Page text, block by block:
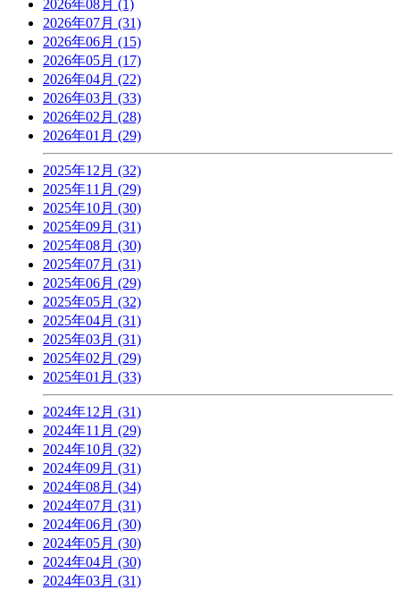
2026年08月 (1)
2026年07月 (31)
2026年06月 (15)
2026年05月 (17)
2026年04月 (22)
2026年03月 (33)
2026年02月 (28)
2026年01月 (29)
2025年12月 (32)
2025年11月 (29)
2025年10月 (30)
2025年09月 (31)
2025年08月 (30)
2025年07月 (31)
2025年06月 (29)
2025年05月 (32)
2025年04月 (31)
2025年03月 (31)
2025年02月 (29)
2025年01月 (33)
2024年12月 (31)
2024年11月 (29)
2024年10月 (32)
2024年09月 (31)
2024年08月 (34)
2024年07月 (31)
2024年06月 (30)
2024年05月 (30)
2024年04月 (30)
2024年03月 (31)